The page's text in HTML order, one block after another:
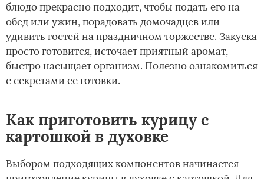
блюдо прекрасно подходит, чтобы подать его на
обед или ужин, порадовать домочадцев или
удивить гостей на праздничном торжестве. Закуска
просто готовится, источает приятный аромат,
быстро насыщает организм. Полезно ознакомиться
с секретами ее готовки.
Как приготовить курицу с
картошкой в духовке
Выбором подходящих компонентов начинается